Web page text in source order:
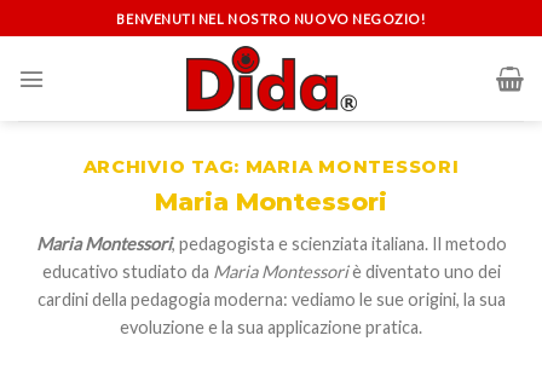
to
content
BENVENUTI NEL NOSTRO NUOVO NEGOZIO!
ARCHIVIO TAG: MARIA MONTESSORI
Maria Montessori
Maria Montessori, pedagogista e scienziata italiana. Il metodo
educativo studiato da Maria Montessoriè diventato uno dei
cardini della pedagogia moderna: vediamo le sue origini, la sua
evoluzione e la sua applicazione pratica.